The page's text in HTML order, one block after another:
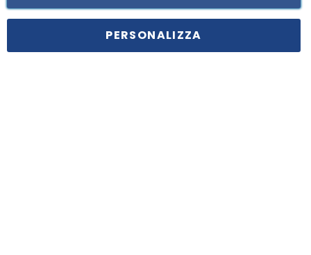
Principe di Piemonte 199, cap. 80026 Casoria (NA) - C.F. 05834470634 -
PERSONALIZZA